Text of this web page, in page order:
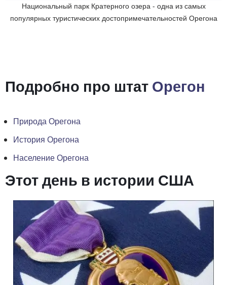
Национальный парк Кратерного озера - одна из самых
популярных туристических достопримечательностей Орегона
Подробно про штат Орегон
Природа Орегона
История Орегона
Население Орегона
Этот день в истории США